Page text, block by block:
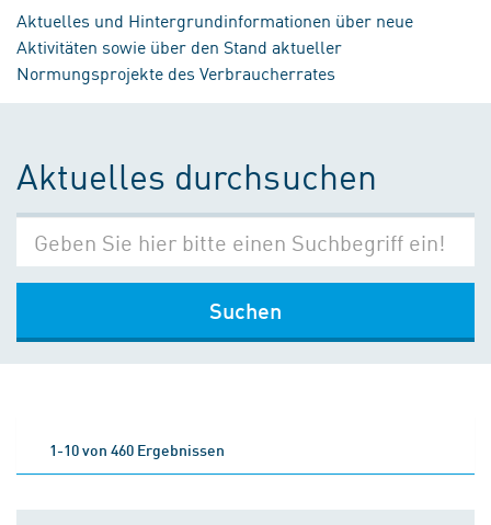
Aktuelles und Hintergrundinformationen über neue
Aktivitäten sowie über den Stand aktueller
Normungsprojekte des Verbraucherrates
Aktuelles durchsuchen
Suchen
1-10 von 460 Ergebnissen